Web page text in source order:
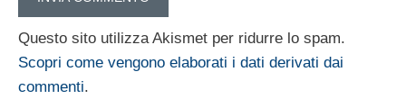
Questo sito utilizza Akismet per ridurre lo spam.
Scopri come vengono elaborati i dati derivati dai
commenti.